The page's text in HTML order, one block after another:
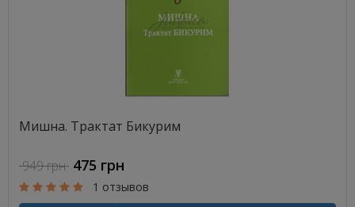
Мишна. Трактат Бикурим
949 грн 475 грн
1 отзывов